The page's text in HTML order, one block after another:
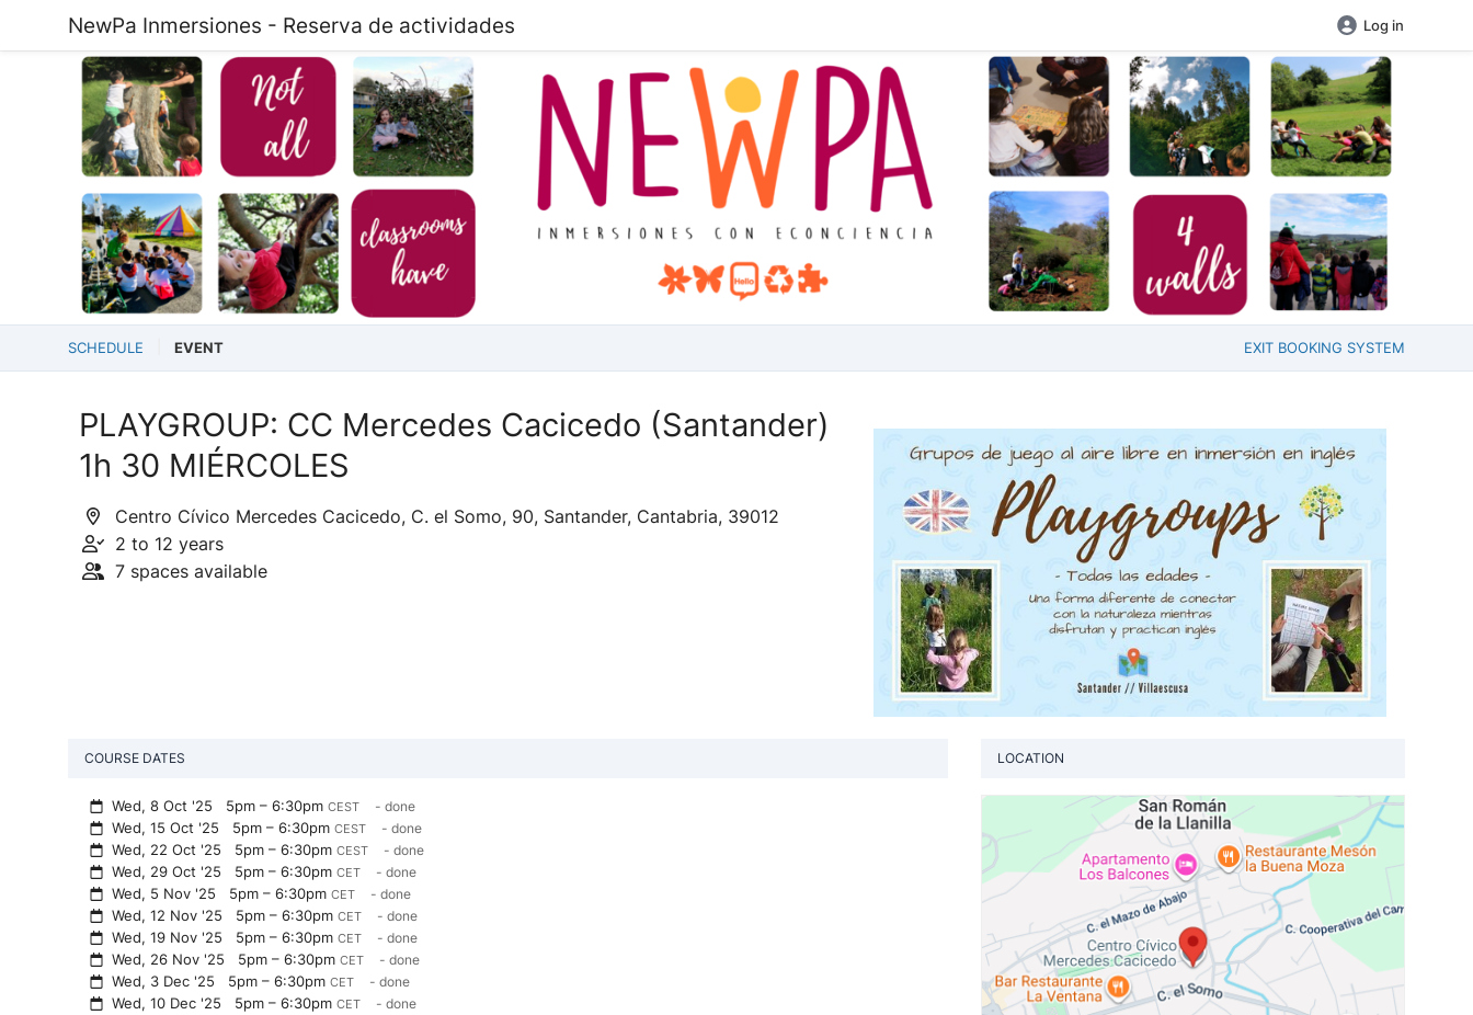
NewPa Inmersiones - Reserva de actividades Log in
SCHEDULE EVENT EXIT BOOKING SYSTEM
PLAYGROUP: CC Mercedes Cacicedo (Santander)
1h 30 MIÉRCOLES
Centro Cívico Mercedes Cacicedo, C. el Somo, 90, Santander, Cantabria, 39012
2 to 12 years
7 spaces available
COURSE DATES
Wed, 8 Oct '25 5pm – 6:30pmCEST - done
Wed, 15 Oct '25 5pm – 6:30pmCEST - done
Wed, 22 Oct '25 5pm – 6:30pmCEST - done
Wed, 29 Oct '25 5pm – 6:30pmCET - done
Wed, 5 Nov '25 5pm – 6:30pmCET - done
Wed, 12 Nov '25 5pm – 6:30pmCET - done
Wed, 19 Nov '25 5pm – 6:30pmCET - done
Wed, 26 Nov '25 5pm – 6:30pmCET - done
Wed, 3 Dec '25 5pm – 6:30pmCET - done
Wed, 10 Dec '25 5pm – 6:30pmCET - done
LOCATION
View